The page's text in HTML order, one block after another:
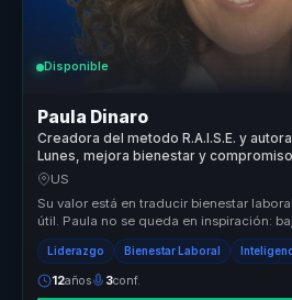
Disponible
Paula Dinaro
Creadora del metodo R.A.I.S.E. y
Lunes, mejora bienestar y
empresas.
US
Su valor está en traducir bienestar
útil. Paula no se queda en inspiración:
renu...
Liderazgo Bienestar Laboral
12años 3conf.